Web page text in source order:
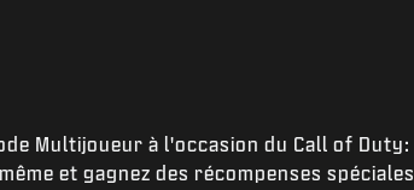
Multijoueur à l'occasion du Call of Duty:
et gagnez des récompenses spéciales